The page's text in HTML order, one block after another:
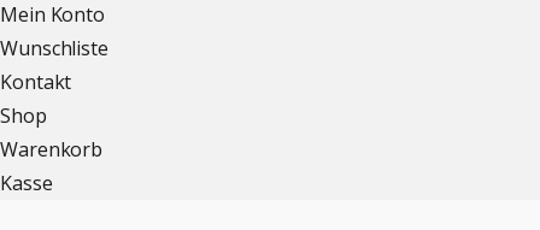
Mein Konto
Wunschliste
Kontakt
Shop
Warenkorb
Kasse